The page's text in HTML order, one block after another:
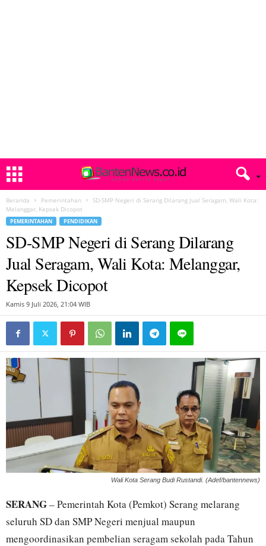
Beranda Pemerintahan
SD-SMP Negeri di Serang Dilarang Jual Seragam, Wali Kota:
Melanggar, Kepsek Dicopot
PEMERINTAHAN PENDIDIKAN
SD-SMP Negeri di Serang Dilarang
Jual Seragam, Wali Kota: Melanggar,
Kepsek Dicopot
Kamis 9 Juli 2026, 21:04 WIB
Wali Kota Serang Budi Rustandi. (Adef/bantennews)
SERANG– Pemerintah Kota (Pemkot) Serang melarang
seluruh SD dan SMP Negeri menjual maupun
mengoordinasikan pembelian seragam sekolah pada Tahun